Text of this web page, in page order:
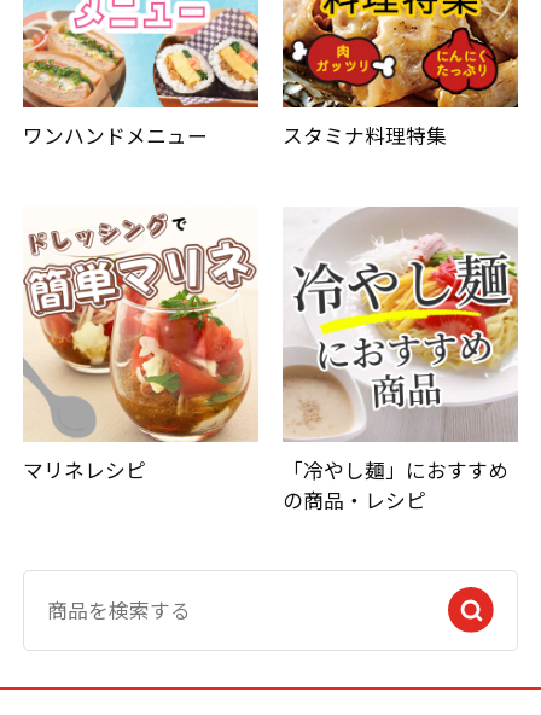
ワンハンドメニュー スタミナ料理特集
マリネレシピ
「冷やし麺」におすすめ
の商品・レシピ